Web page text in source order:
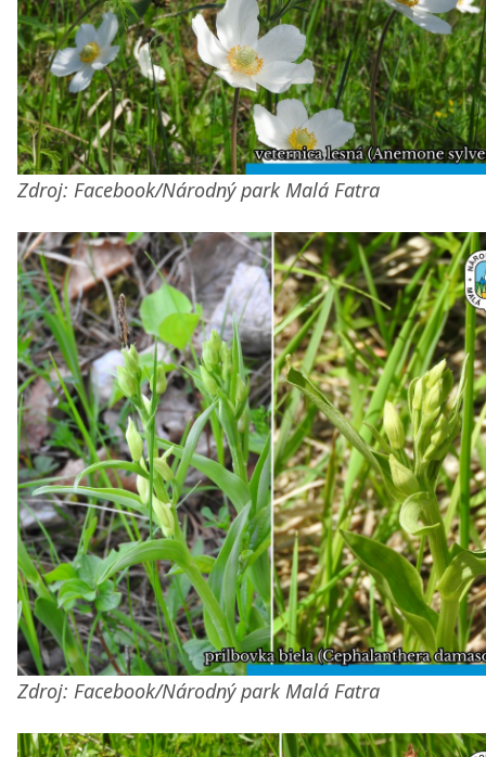
Zdroj: Facebook/Národný park Malá Fatra
Zdroj: Facebook/Národný park Malá Fatra